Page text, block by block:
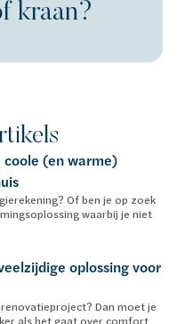
kraan?
coole (en warme)
Of ben je op zoek
waarbij je niet
oplossing voor
Dan moet je
als het gaat over comfort